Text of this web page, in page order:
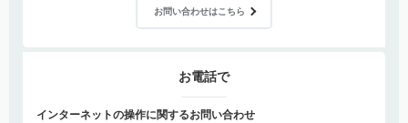
お問い合わせはこちら
お電話で
インターネットの操作に関するお問い合わせ